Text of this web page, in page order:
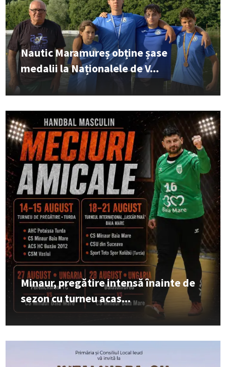
Nautic Maramureș obține șase
medalii la Naționalele de V...
Minaur, pregătire intensă înainte de
sezon cu turneu acas...